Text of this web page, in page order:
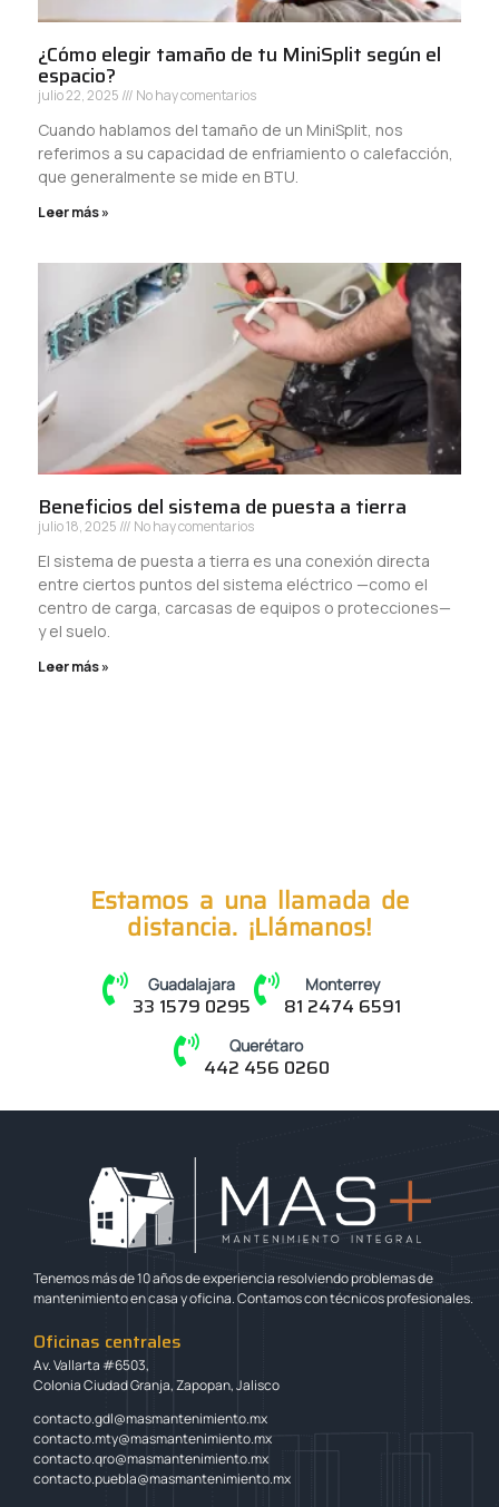
¿Cómo elegir tamaño de tu MiniSplit según el
espacio?
julio 22, 2025 No hay comentarios
Cuando hablamos del tamaño de un MiniSplit, nos
referimos a su capacidad de enfriamiento o calefacción,
que generalmente se mide en BTU.
Leer más »
Beneficios del sistema de puesta a tierra
julio 18, 2025 No hay comentarios
El sistema de puesta a tierra es una conexión directa
entre ciertos puntos del sistema eléctrico —como el
centro de carga, carcasas de equipos o protecciones—
y el suelo.
Leer más »
Estamos a una llamada de
distancia. ¡Llámanos!
Guadalajara
33 1579 0295
Monterrey
81 2474 6591
Querétaro
442 456 0260
Tenemos más de 10 años de experiencia resolviendo problemas de
mantenimiento en casa y oficina. Contamos con técnicos profesionales.
Oficinas centrales
Av. Vallarta #6503,
Colonia Ciudad Granja, Zapopan, Jalisco
contacto.gdl@masmantenimiento.mx
contacto.mty@masmantenimiento.mx
contacto.qro@masmantenimiento.mx
contacto.puebla@masmantenimiento.mx